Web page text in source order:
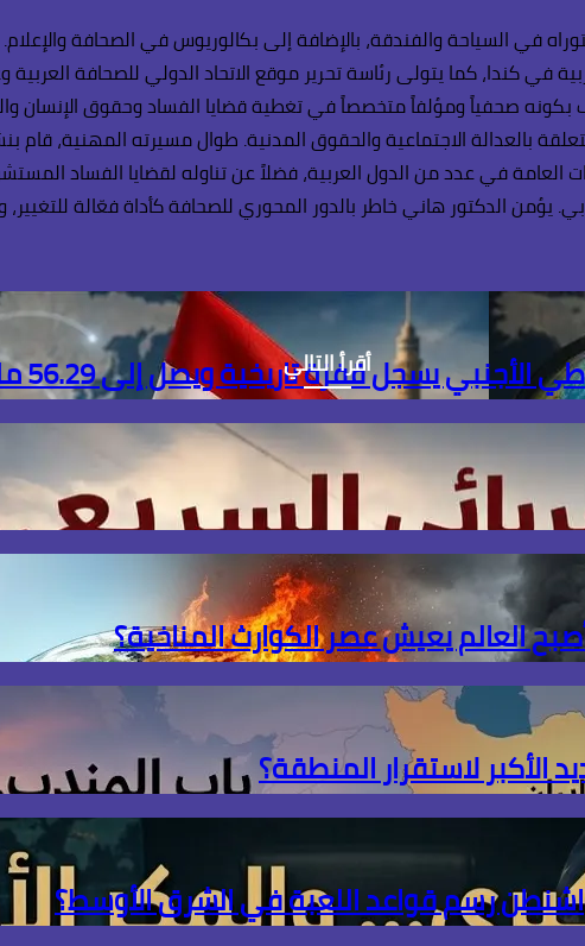
في السياحة والفندقة، بالإضافة إلى بكالوريوس في الصحافة
في كندا، كما يتولى رئاسة تحرير موقع الاتحاد الدولي للصحافة
صحفياً ومؤلفاً متخصصاً في تغطية قضايا الفساد وحقوق الإنسان
بالعدالة الاجتماعية والحقوق المدنية. طوال مسيرته المهنية،
العامة في عدد من الدول العربية، فضلاً عن تناوله لقضايا الفساد
الدكتور هاني خاطر بالدور المحوري للصحافة كأداة فعّالة
أقرأ التالي
تاريخية ويصل إلى 56.29 مليار دولار بنهاية يوليو
العالم يعيش عصر الكوارث المناخية؟
الأكبر لاستقرار المنطقة؟
رسم قواعد اللعبة في الشرق الأوسط؟